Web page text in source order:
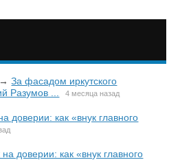
→За фасадом иркутского
Разумов ...
4 месяца назад
доверии: как «внук главного
доверии: как «внук главного